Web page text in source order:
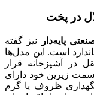
در پخت
پایه‌دار
نیز گفته
است. این مدل‌ها
در آشپزخانه قرار
زیرین خود دارای
ظروف یا گرم